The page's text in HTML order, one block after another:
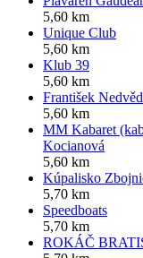
5,60 km
Unique Club
5,60 km
Klub 39
5,60 km
František
5,60 km
MM Kabaret
Kocianová
5,60 km
Kúpalisko
5,70 km
Speedboats
5,70 km
ROKÁČ